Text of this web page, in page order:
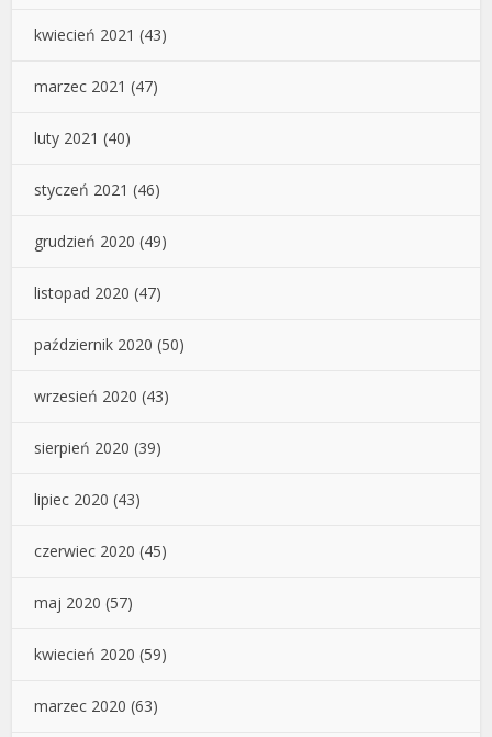
kwiecień 2021 (43)
marzec 2021 (47)
luty 2021 (40)
styczeń 2021 (46)
grudzień 2020 (49)
listopad 2020 (47)
październik 2020 (50)
wrzesień 2020 (43)
sierpień 2020 (39)
lipiec 2020 (43)
czerwiec 2020 (45)
maj 2020 (57)
kwiecień 2020 (59)
marzec 2020 (63)